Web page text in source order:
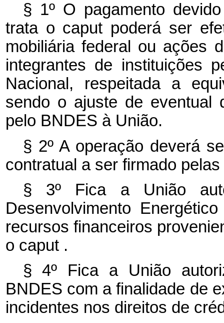
§ 1º O pagamento
trata o caput poderá ser
mobiliária federal ou ações
integrantes de instituições
Nacional, respeitada a
sendo o ajuste de eventual
pelo BNDES à União.
§ 2º A operação deverá
contratual a ser firmado
§ 3º Fica a União
Desenvolvimento
recursos financeiros
o caput .
§ 4º Fica a União
BNDES com a finalidade de
incidentes nos direitos de